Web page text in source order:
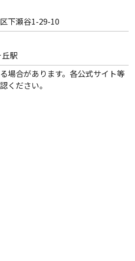
下瀬谷1-29-10
駅
場合があります。各公式サイト等
ください。